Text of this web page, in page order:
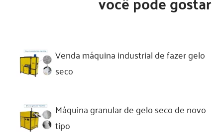
Venda máquina industrial de fazer gelo
seco
Máquina granular de gelo seco de novo
tipo